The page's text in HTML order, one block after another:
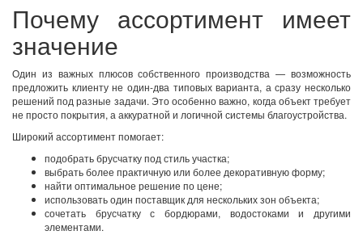
Почему ассортимент имеет
значение
Один из важных плюсов собственного производства — возможность
предложить клиенту не один-два типовых варианта, а сразу несколько
решений под разные задачи. Это особенно важно, когда объект требует
не просто покрытия, а аккуратной и логичной системы благоустройства.
Широкий ассортимент помогает:
подобрать брусчатку под стиль участка;
выбрать более практичную или более декоративную форму;
найти оптимальное решение по цене;
использовать один поставщик для нескольких зон объекта;
сочетать брусчатку с бордюрами, водостоками и другими
элементами.